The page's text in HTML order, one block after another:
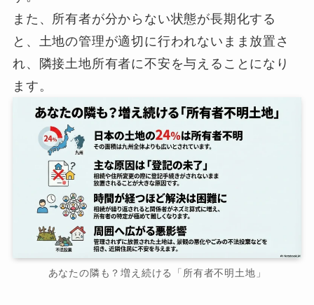
また、所有者が分からない状態が長期化する
と、土地の管理が適切に行われないまま放置さ
れ、隣接土地所有者に不安を与えることになり
ます。
あなたの隣も？増え続ける「所有者不明土地」